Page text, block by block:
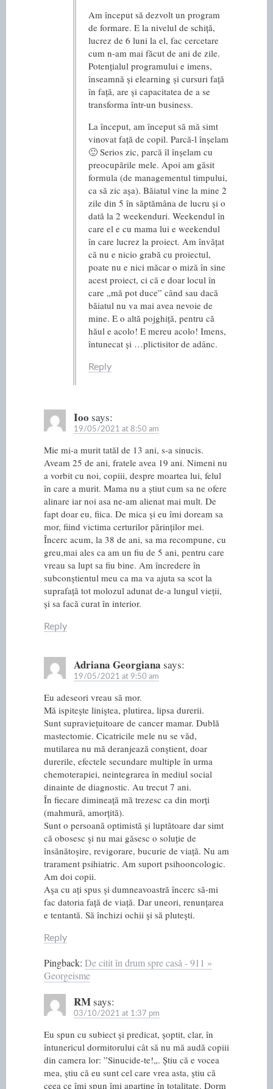
Am început să dezvolt un program
de formare. E la nivelul de schiță,
lucrez de 6 luni la el, fac cercetare
cum n-am mai făcut de ani de zile.
Potențialul programului e imens,
înseamnă și elearning și cursuri față
în față, are și capacitatea de a se
transforma într-un business.
La început, am început să mă simt
vinovat față de copil. Parcă-l înșelam
🙂 Serios zic, parcă îl înșelam cu
preocupările mele. Apoi am găsit
formula (de managementul timpului,
ca să zic așa). Băiatul vine la mine 2
zile din 5 în săptămâna de lucru și o
dată la 2 weekenduri. Weekendul în
care el e cu mama lui e weekendul
în care lucrez la proiect. Am învățat
că nu e nicio grabă cu proiectul,
poate nu e nici măcar o miză în sine
acest proiect, ci că e doar locul în
care „mă pot duce” când sau dacă
băiatul nu va mai avea nevoie de
mine. E o altă pojghiță, pentru că
hăul e acolo! E mereu acolo! Imens,
întunecat și …plictisitor de adânc.
Reply
Ioo says:
19/05/2021 at 8:50 am
Mie mi-a murit tatăl de 13 ani, s-a sinucis.
Aveam 25 de ani, fratele avea 19 ani. Nimeni nu
a vorbit cu noi, copiii, despre moartea lui, felul
în care a murit. Mama nu a știut cum sa ne ofere
alinare iar noi asa ne-am alienat mai mult. De
fapt doar eu, fiica. De mica și eu îmi doream sa
mor, fiind victima certurilor părinților mei.
Încerc acum, la 38 de ani, sa ma recompune, cu
greu,mai ales ca am un fiu de 5 ani, pentru care
vreau sa lupt sa fiu bine. Am încredere în
subconștientul meu ca ma va ajuta sa scot la
suprafață tot molozul adunat de-a lungul vieții,
și sa facă curat în interior.
Reply
Adriana Georgiana says:
19/05/2021 at 9:50 am
Eu adeseori vreau să mor.
Mă ispiteşte liniştea, plutirea, lipsa durerii.
Sunt supraviețuitoare de cancer mamar. Dublă
mastectomie. Cicatricile mele nu se văd,
mutilarea nu mă deranjează conştient, doar
durerile, efectele secundare multiple în urma
chemoterapiei, neintegrarea în mediul social
dinainte de diagnostic. Au trecut 7 ani.
În fiecare dimineață mă trezesc ca din morți
(mahmură, amorțită).
Sunt o persoană optimistă şi luptătoare dar simt
că obosesc şi nu mai găsesc o soluție de
însănătoşire, revigorare, bucurie de viață. Nu am
trarament psihiatric. Am suport psihooncologic.
Am doi copii.
Aşa cu ați spus şi dumneavoastră încerc să-mi
fac datoria față de viață. Dar uneori, renunțarea
e tentantă. Să închizi ochii şi să pluteşti.
Reply
Pingback: De citit în drum spre casă - 911 »
Georgeisme
RMsays:
03/10/2021 at 1:37 pm
Eu spun cu subiect și predicat, șoptit, clar, în
întunericul dormitorului cât să nu mă audă copiii
din camera lor: ”Sinucide-te!„. Știu că e vocea
mea, știu că eu sunt cel care vrea asta, știu că
ceea ce îmi spun îmi aparține în totalitate. Dorm